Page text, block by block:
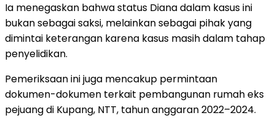
Ia menegaskan bahwa status Diana dalam kasus ini
bukan sebagai saksi, melainkan sebagai pihak yang
dimintai keterangan karena kasus masih dalam tahap
penyelidikan.
Pemeriksaan ini juga mencakup permintaan
dokumen-dokumen terkait pembangunan rumah eks
pejuang di Kupang, NTT, tahun anggaran 2022–2024.